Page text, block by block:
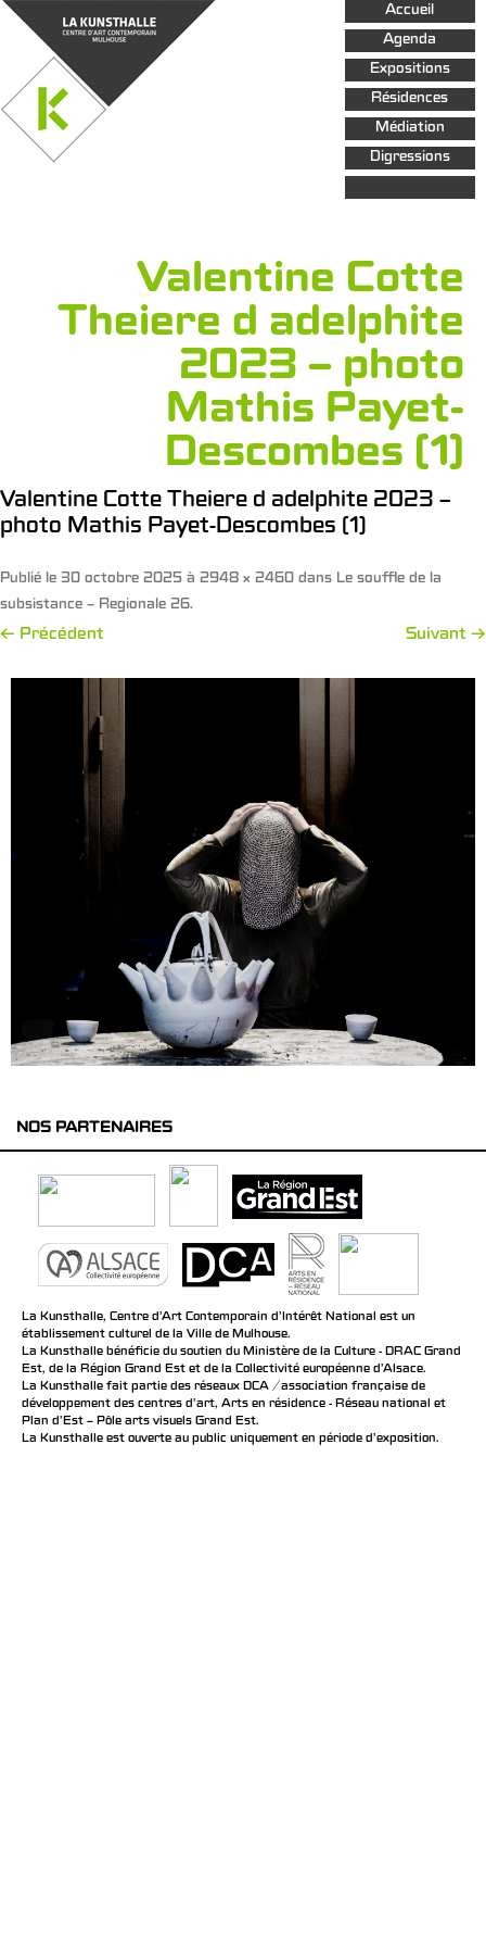
Aller au
contenu
principal
Accueil
Agenda
Expositions
Résidences
Médiation
Digressions
Valentine Cotte
Theiere d adelphite
2023 – photo
Mathis Payet-
Descombes (1)
Valentine Cotte Theiere d adelphite 2023 –
photo Mathis Payet-Descombes (1)
Publié le 30 octobre 2025 à 2948 × 2460 dans Le souffle de la
subsistance – Regionale 26.
← Précédent Suivant →
NOS PARTENAIRES
La Kunsthalle, Centre d’Art Contemporain d’Intérêt National est un
établissement culturel de la Ville de Mulhouse.
La Kunsthalle bénéficie du soutien du Ministère de la Culture - DRAC Grand
Est, de la Région Grand Est et de la Collectivité européenne d’Alsace.
La Kunsthalle fait partie des réseaux DCA / association française de
développement des centres d'art, Arts en résidence - Réseau national et
Plan d’Est – Pôle arts visuels Grand Est.
La Kunsthalle est ouverte au public uniquement en période d'exposition.